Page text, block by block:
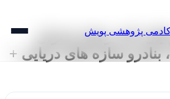
نامه رشته عمران
سازه های دریایی +